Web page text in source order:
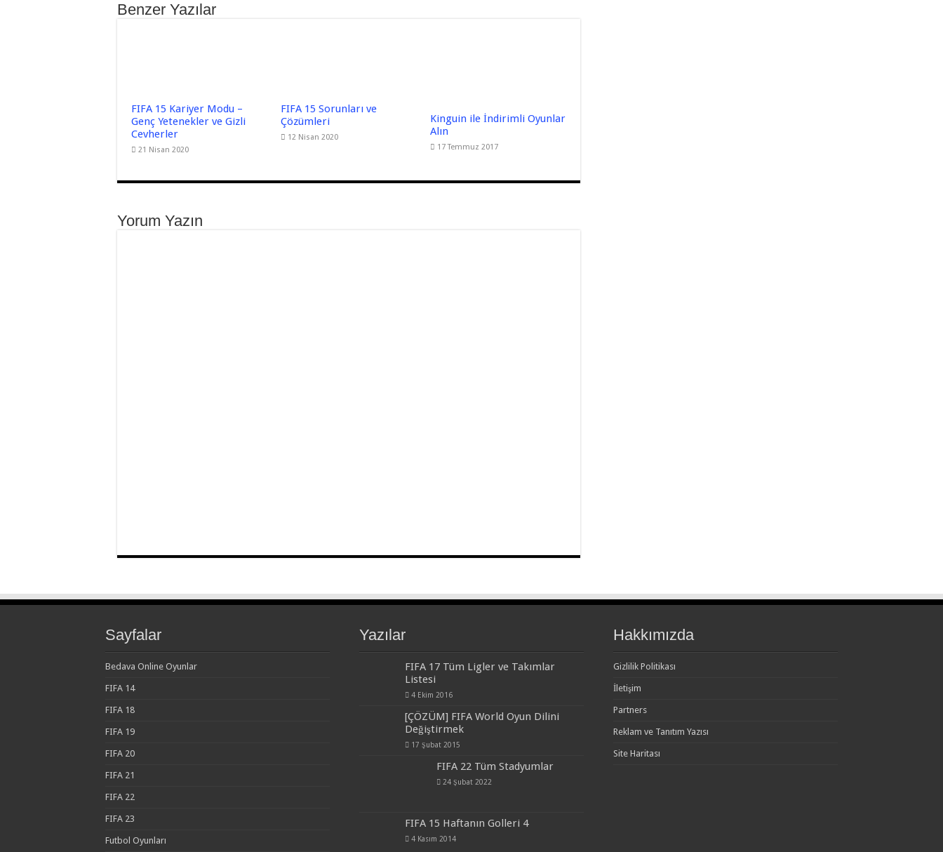
Benzer Yazılar
FIFA 15 Kariyer Modu –
Genç Yetenekler ve Gizli
Cevherler
21 Nisan 2020
FIFA 15 Sorunları ve
Çözümleri
12 Nisan 2020
Kinguin ile İndirimli Oyunlar
Alın
17 Temmuz 2017
Yorum Yazın
Sayfalar
Bedava Online Oyunlar
FIFA 14
FIFA 18
FIFA 19
FIFA 20
FIFA 21
FIFA 22
FIFA 23
Futbol Oyunları
Yazılar
FIFA 17 Tüm Ligler ve Takımlar
Listesi
4 Ekim 2016
[ÇÖZÜM] FIFA World Oyun Dilini
Değiştirmek
17 Şubat 2015
FIFA 22 Tüm Stadyumlar
24 Şubat 2022
FIFA 15 Haftanın Golleri 4
4 Kasım 2014
Hakkımızda
Gizlilik Politikası
İletişim
Partners
Reklam ve Tanıtım Yazısı
Site Haritası